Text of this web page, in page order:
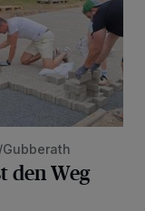
den Weg